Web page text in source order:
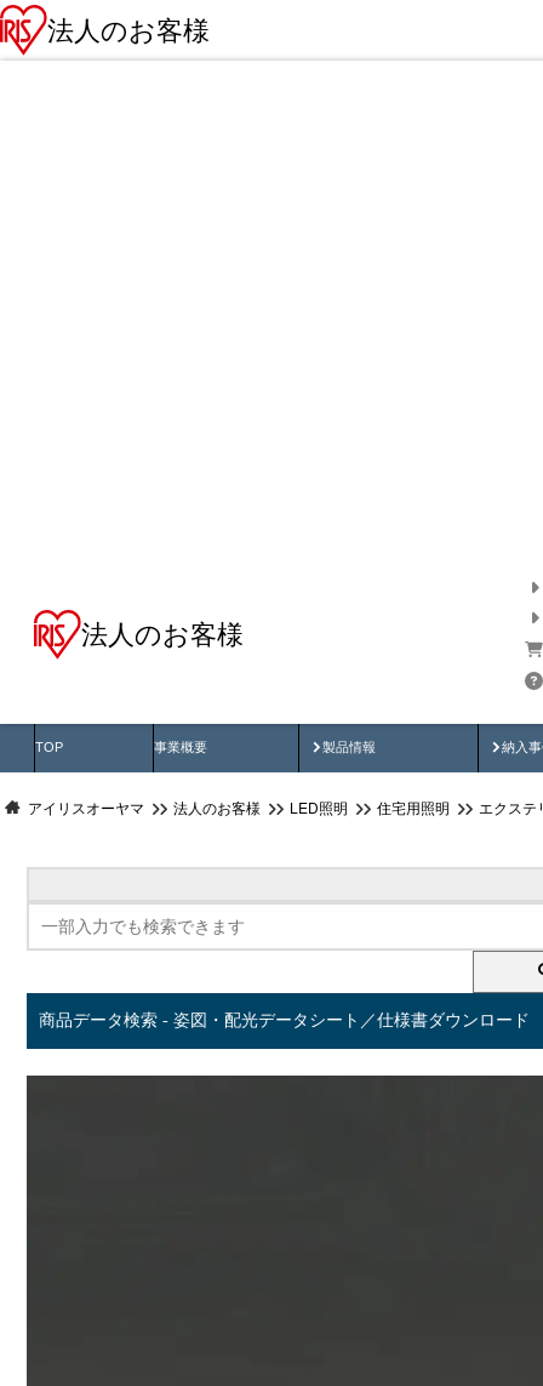
法人のお客様
法人のお客様
TOP 事業概要 製品情報
製品動画 納入
納
アイリスオーヤマ 法人のお客様 LED照明 住宅用照明 エクステ
商品データ検索 - 姿図・配光データシート／仕様書ダウンロード